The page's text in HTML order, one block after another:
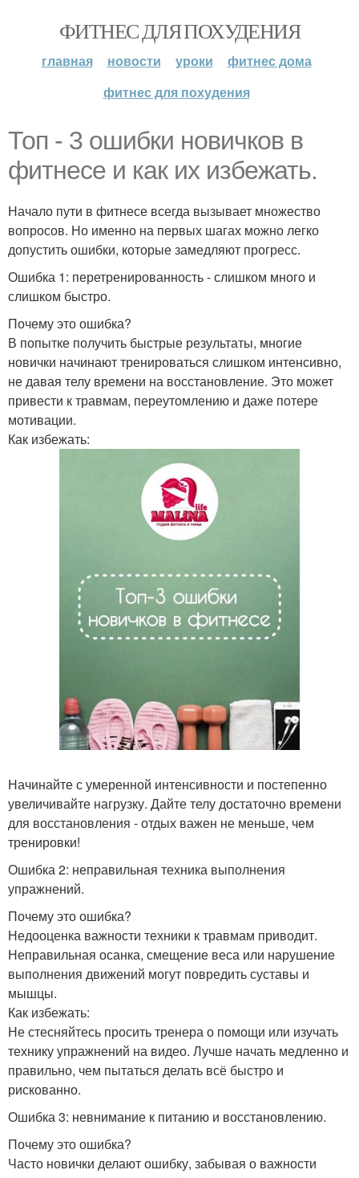
ФИТНЕС ДЛЯ ПОХУДЕНИЯ
главная новости уроки
фитнес дома
фитнес для похудения
Топ - 3 ошибки новичков в
фитнесе и как их избежать.
Начало пути в фитнесе всегда вызывает множество
вопросов. Но именно на первых шагах можно легко
допустить ошибки, которые замедляют прогресс.
Ошибка 1: перетренированность - слишком много и
слишком быстро.
Почему это ошибка?
В попытке получить быстрые результаты, многие
новички начинают тренироваться слишком интенсивно,
не давая телу времени на восстановление. Это может
привести к травмам, переутомлению и даже потере
мотивации.
Как избежать:
Начинайте с умеренной интенсивности и постепенно
увеличивайте нагрузку. Дайте телу достаточно времени
для восстановления - отдых важен не меньше, чем
тренировки!
Ошибка 2: неправильная техника выполнения
упражнений.
Почему это ошибка?
Недооценка важности техники к травмам приводит.
Неправильная осанка, смещение веса или нарушение
выполнения движений могут повредить суставы и
мышцы.
Как избежать:
Не стесняйтесь просить тренера о помощи или изучать
технику упражнений на видео. Лучше начать медленно и
правильно, чем пытаться делать всё быстро и
рискованно.
Ошибка 3: невнимание к питанию и восстановлению.
Почему это ошибка?
Часто новички делают ошибку, забывая о важности